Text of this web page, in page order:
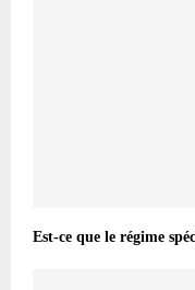
Est-ce que le régime